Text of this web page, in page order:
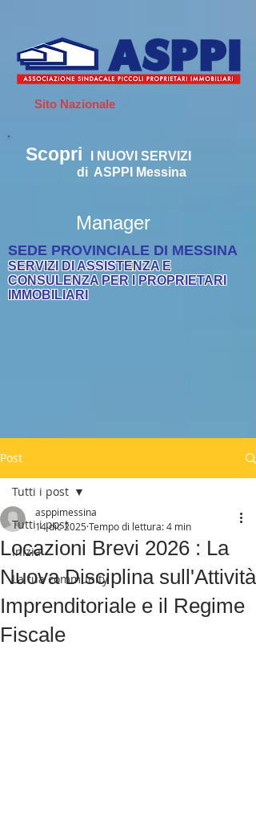
Sito Nazionale
Scopri
NUOVI SERVIZI
di ASPPI Messina
Manager
SEDE PROVINCIALE DI MESSINA
SERVIZI DI ASSISTENZA E
CONSULENZA PER I PROPRIETARI
IMMOBILIARI
Post
Tutti i post
Inizia
La tua community
Tutti i post
Locazioni Brevi 2026 : La
Nuova Disciplina sull'Attività
Imprenditoriale e il Regime
Fiscale
asppimessina
14 dic 2025 Tempo di lettura: 4 min